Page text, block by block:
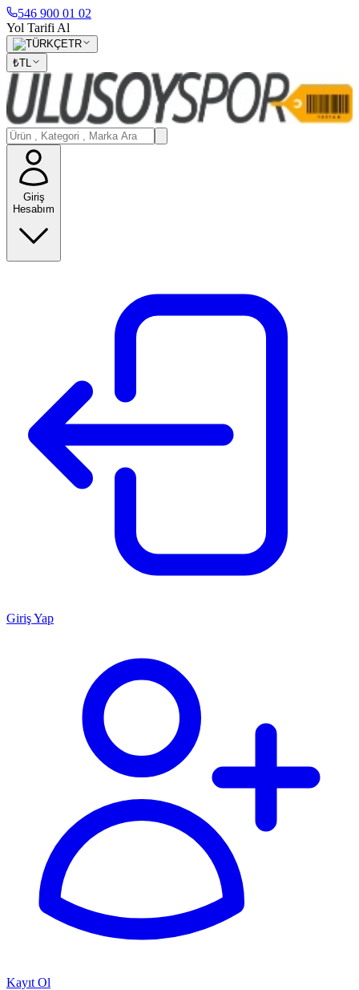
546 900 01 02
Yol Tarifi Al
TR
₺TL
Giriş
Hesabım
Giriş Yap
Kayıt Ol